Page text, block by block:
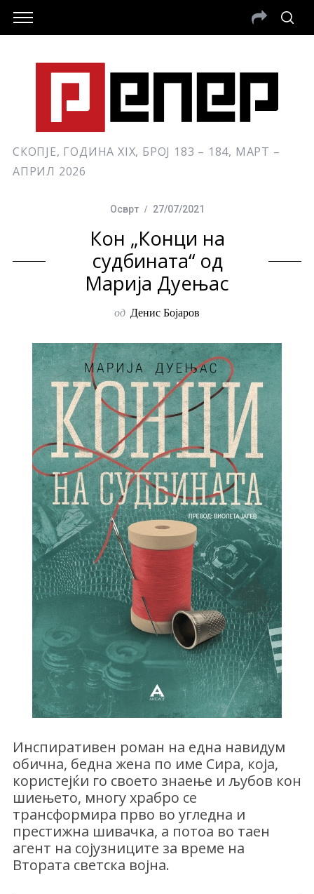
СКОПЈЕ, ГОДИНА XIX, БРОЈ 183 – 184, МАРТ –
АПРИЛ 2026
Осврт 27/07/2021
Кон „Конци на
судбината“ од
Марија Дуењас
од Денис Бојаров
Инспиративен роман на една навидум
обична, бедна жена по име Сира, која,
користејќи го своето знаење и љубов кон
шиењето, многу храбро се
трансформира прво во угледна и
престижна шивачка, а потоа во таен
агент на сојузниците за време на
Втората светска војна.